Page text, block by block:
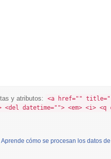
y atributos:
<a href=""
<del datetime=""> <em> <i>
Aprende cómo se procesan los datos